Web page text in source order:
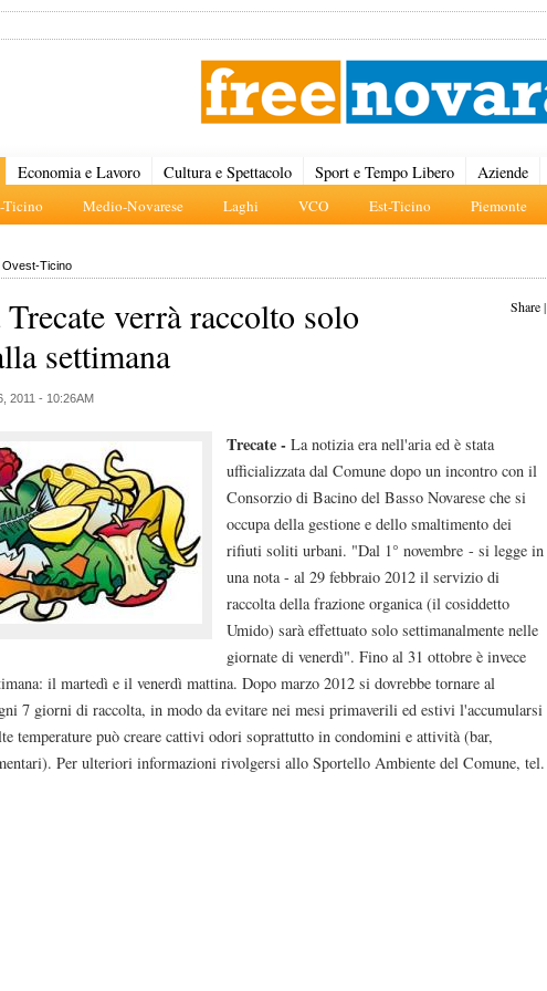
Ticino Medio-Novarese Laghi VCO Est-Ticino Piemonte
Economia e Lavoro Cultura e Spettacolo Sport e Tempo Libero Aziende
Ovest-Ticino
Share|
verrà raccolto solo
settimana
2011 - 10:26AM
Trecate - La notizia era nell'aria ed è stata
ufficializzata dal Comune dopo un incontro con il
Consorzio di Bacino del Basso Novarese che si
occupa della gestione e dello smaltimento dei
rifiuti soliti urbani. "Dal 1° novembre - si legge in
una nota - al 29 febbraio 2012 il servizio di
raccolta della frazione organica (il cosiddetto
Umido) sarà effettuato solo settimanalmente nelle
giornate di venerdì". Fino al 31 ottobre è invece
il martedì e il venerdì mattina. Dopo marzo 2012 si dovrebbe tornare al
7 giorni di raccolta, in modo da evitare nei mesi primaverili ed estivi l'accumularsi
temperature può creare cattivi odori soprattutto in condomini e attività (bar,
Per ulteriori informazioni rivolgersi allo Sportello Ambiente del Comune, tel.